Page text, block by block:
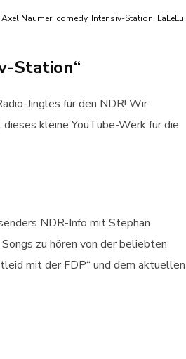
Axel Naumer, comedy, Intensiv-Station, LaLeLu,
Station“
Jingles für den NDR! Wir
kleine YouTube-Werk für die
NDR-Info mit Stephan
zu hören von der beliebten
mit der FDP“ und dem aktuellen